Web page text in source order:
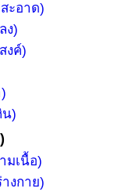
ะอาด)
ง)
งค์)
น)
มเนื้อ)
งกาย)